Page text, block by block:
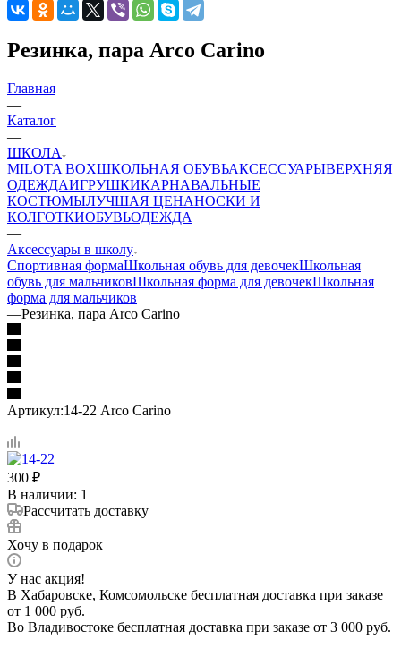
Резинка, пара Arco Carino
Главная
—
Каталог
—
ШКОЛА
MILOTA BOXШКОЛЬНАЯ ОБУВЬАКСЕССУАРЫВЕРХНЯЯ
ОДЕЖДАИГРУШКИКАРНАВАЛЬНЫЕ
КОСТЮМЫЛУЧШАЯ ЦЕНАНОСКИ И
КОЛГОТКИОБУВЬОДЕЖДА
—
Аксессуары в школу
Спортивная формаШкольная обувь для девочекШкольная
обувь для мальчиковШкольная форма для девочекШкольная
форма для мальчиков
—Резинка, пара Arco Carino
Артикул:14-22 Arco Carino
300 ₽
В наличии: 1
Рассчитать доставку
Хочу в подарок
У нас акция!
В Хабаровске, Комсомольске бесплатная доставка при заказе
от 1 000 руб.
Во Владивостоке бесплатная доставка при заказе от 3 000 руб.